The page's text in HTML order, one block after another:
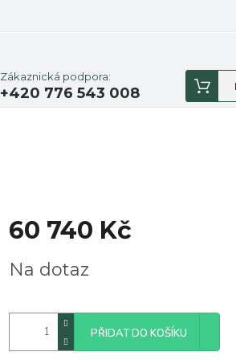
Zákaznická podpora:
+420 776 543 008
60 740 Kč
cena:
Na dotaz
PŘIDAT DO KOŠÍKU